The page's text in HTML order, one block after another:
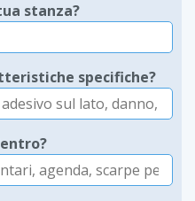
stanza?
specifiche?